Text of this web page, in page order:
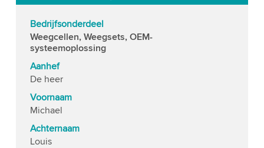
Bedrijfsonderdeel
Weegcellen, Weegsets, OEM-
systeemoplossing
Aanhef
De heer
Voornaam
Michael
Achternaam
Louis